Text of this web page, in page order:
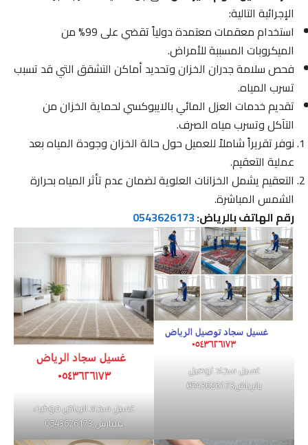
الإجرائية التالية:
استخدام معقمات معتمدة دولياً تقضي على 99% من
الميكروبات المسببة للأمراض.
فحص سلامة جدران الخزان وتحديد أماكن التشقق التي قد تسبب
تسرب المياه.
تقديم خدمات العزل المائي بالايبوكسي لحماية الخزان من
التآكل وتسرب مياه الصرف.
نوفر تقريراً شاملاً للعميل حول حالة الخزان وجودة المياه بعد
عملية التعقيم.
التعقيم يشمل الخزانات العلوية لضمان عدم تأثر المياه بحرارة
الشمس المباشرة.
رقم الهاتف بالرياض:0543626173
غسيل سجاد توصيل
بالرياض0543626173
غسيل سجاد الرياض موكيت
مفارش 0543626173